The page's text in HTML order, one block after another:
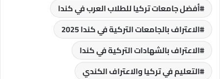
أفضل جامعات تركيا للطلاب العرب في كندا
الاعتراف بالجامعات التركية في كندا 2025
الاعتراف بالشهادات التركية في كندا
التعليم في تركيا والاعتراف الكندي